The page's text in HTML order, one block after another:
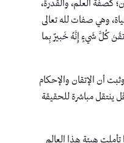
كصفة العلم، والقدرة،
وهي صفات لله تعالى
كُلَّ شَيءٍ إِنَّهُ خَبيرٌ بِما
أن الإتقان والإحكام
ينتقل مباشرة للحقيقة
هيئة هذا العالم